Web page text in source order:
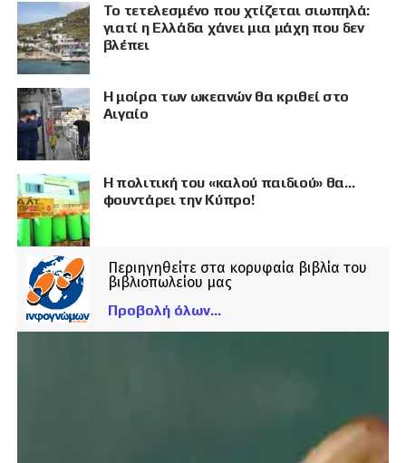
Το τετελεσμένο που χτίζεται σιωπηλά:
γιατί η Ελλάδα χάνει μια μάχη που δεν
βλέπει
Η μοίρα των ωκεανών θα κριθεί στο
Αιγαίο
Η πολιτική του «καλού παιδιού» θα…
φουντάρει την Κύπρο!
Περιηγηθείτε στα κορυφαία βιβλία του
βιβλιοπωλείου μας
Προβολή όλων